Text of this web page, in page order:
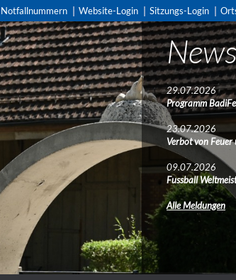
Notfallnummern Website-Login Sitzungs-Login
News
29.07.2026
Programm
23.07.2026
Verbot von Feuer
09.07.2026
Fussball
Alle Meldungen